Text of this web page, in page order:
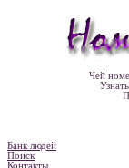
Чей
Банк людей
Поиск
Контакты